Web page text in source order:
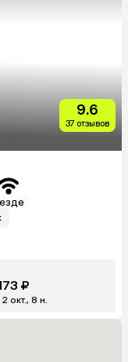
9.6
37 отзывов
₽
окт., 8 н.